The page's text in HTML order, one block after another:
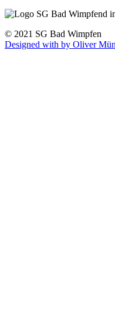
© 2021 SG Bad Wimpfen
Designed with by Oliver